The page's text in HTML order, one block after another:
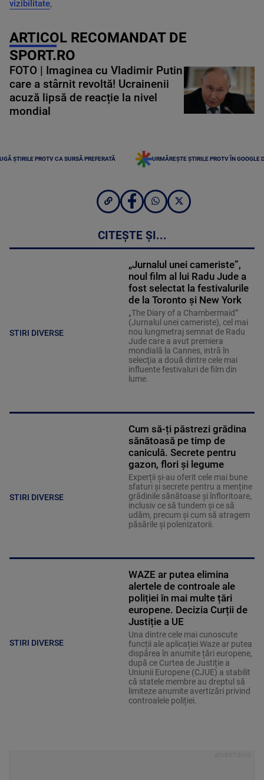
vizibilitate,
ARTICOL RECOMANDAT DE
SPORT.RO
FOTO | Imaginea cu Vladimir Putin
care a stârnit revoltă! Ucrainenii
acuză lipsă de reacție la nivel
mondial
ȘTIRILE PROTV CA SURSĂ PREFERATĂ URMĂREȘTE ȘTIRILE PROTV ÎN GOOGLE
CITEȘTE ȘI...
STIRI DIVERSE
„Jurnalul unei cameriste”,
noul film al lui Radu Jude a
fost selectat la festivalurile
de la Toronto și New York
„The Diary of a Chambermaid”
(Jurnalul unei cameriste), cel mai
nou lungmetraj semnat de Radu
Jude care a avut premiera
mondială la Cannes, intră în
selecţia a două dintre cele mai
influente festivaluri de film din
lume.
STIRI DIVERSE
Cum să-ți păstrezi grădina
sănătoasă pe timp de
caniculă. Secrete pentru
gazon, flori și legume
Experții și-au oferit cele mai bune
sfaturi și secrete pentru a menține
grădinile sănătoase și înfloritoare,
inclusiv ce să tundem și ce să
udăm, precum și cum să atragem
păsările și polenizatorii.
STIRI DIVERSE
WAZE ar putea elimina
alertele de controale ale
poliției în mai multe țări
europene. Decizia Curții de
Justiție a UE
Una dintre cele mai cunoscute
funcții ale aplicației Waze ar putea
dispărea în anumite țări europene,
după ce Curtea de Justiție a
Uniunii Europene (CJUE) a stabilit
că statele membre au dreptul să
limiteze anumite avertizări privind
controalele poliției.